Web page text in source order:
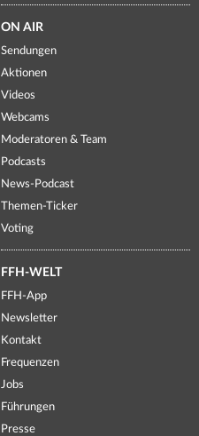
ON AIR
Sendungen
Aktionen
Videos
Webcams
Moderatoren & Team
Podcasts
News-Podcast
Themen-Ticker
Voting
FFH-WELT
FFH-App
Newsletter
Kontakt
Frequenzen
Jobs
Führungen
Presse